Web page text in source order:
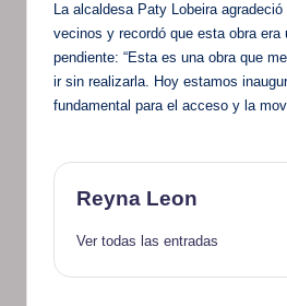
La alcaldesa Paty Lobeira
vecinos y recordó que esta obra era
pendiente: “Esta es una obra que
ir sin realizarla. Hoy estamos
fundamental para el acceso y la
Reyna Leon
Ver todas las entradas